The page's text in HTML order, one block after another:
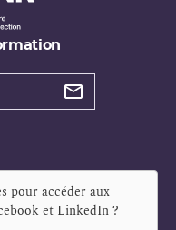
pour accéder aux
et LinkedIn?